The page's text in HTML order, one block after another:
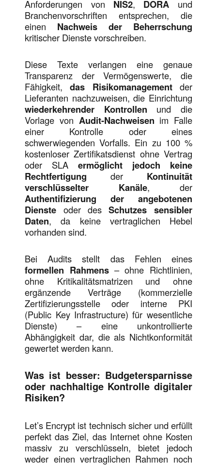
Anforderungen von NIS2, DORA und
Branchenvorschriften entsprechen, die
einen Nachweis der Beherrschung
kritischer Dienste vorschreiben.
Diese Texte verlangen eine genaue
Transparenz der Vermögenswerte, die
Fähigkeit, das Risikomanagementder
Lieferanten nachzuweisen, die Einrichtung
wiederkehrender Kontrollen und die
Vorlage von Audit-Nachweisen im Falle
einer Kontrolle oder eines
schwerwiegenden Vorfalls. Ein zu 100 %
kostenloser Zertifikatsdienst ohne Vertrag
oder SLA ermöglicht jedoch keine
Rechtfertigung der Kontinuität
verschlüsselter Kanäle, der
Authentifizierung der angebotenen
Dienste oder desSchutzes sensibler
Daten, da keine vertraglichen Hebel
vorhanden sind.
Bei Audits stellt das Fehlen eines
formellen Rahmens– ohne Richtlinien,
ohne Kritikalitätsmatrizen und ohne
ergänzende Verträge (kommerzielle
Zertifizierungsstelle oder interne PKI
(Public Key Infrastructure) für wesentliche
Dienste) – eine unkontrollierte
Abhängigkeit dar, die als Nichtkonformität
gewertet werden kann.
Was ist besser: Budgetersparnisse
oder nachhaltige Kontrolle digitaler
Risiken?
Let’s Encrypt ist technisch sicher und erfüllt
perfekt das Ziel, das Internet ohne Kosten
massiv zu verschlüsseln, bietet jedoch
weder einen vertraglichen Rahmen noch